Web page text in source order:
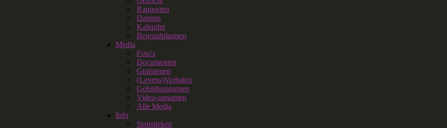
Rapporten
Datums
Kalender
Begraafplaatsen
Media
Foto's
Documenten
Grafstenen
(Levens)Verhalen
Geluidsopnamen
Video-opnamen
Alle Media
Info
Statistieken